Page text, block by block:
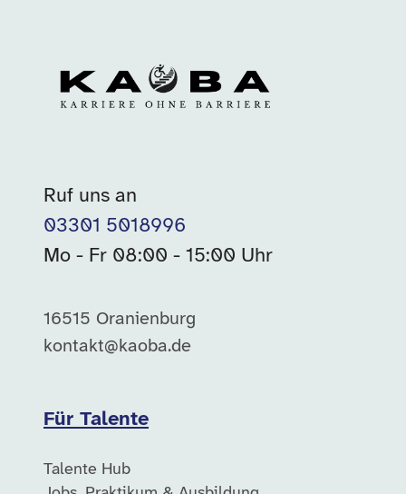
Ruf uns an
03301 5018996
Mo - Fr 08:00 - 15:00 Uhr
16515 Oranienburg
kontakt@kaoba.de
Für Talente
Talente Hub